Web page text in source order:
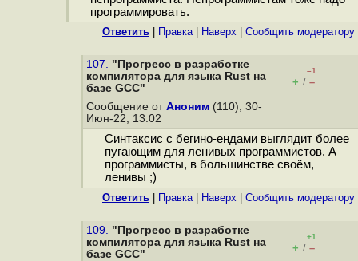
программировать.
Ответить Правка| Наверх Cообщить модератору
107. "Прогресс в разработке
компилятора для языка Rust на
базе GCC"
–1
+ / –
Сообщение от Аноним (110), 30-
Июн-22, 13:02
Синтаксис с бегино-ендами выглядит более
пугающим для ленивых программистов. А
программисты, в большинстве своём,
ленивы ;)
Ответить Правка| Наверх Cообщить модератору
109. "Прогресс в разработке
компилятора для языка Rust на
базе GCC"
+1
+ / –